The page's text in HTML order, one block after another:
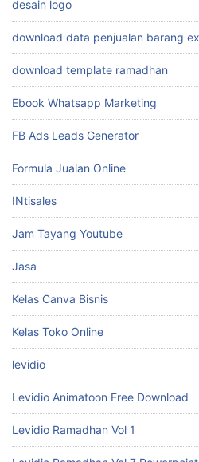
Jam Tayang Youtube
Jasa
Kelas Canva Bisnis
Kelas Toko Online
levidio
Levidio Animatoon Free Download
Levidio Ramadhan Vol 1
Levidio Ramadhan Vol 7 Powerpoint
Levidio ramadhan vol 8 download
Membuat Branding Produk
Membuat Foto Produk
Membuat Gambar 3D
membuat gambar dengan ai
Membuat Gambar Natural